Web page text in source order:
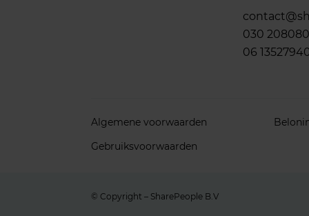
030
06
Algemene voorwaarden
Gebruiksvoorwaarden
© Copyright – SharePeople B.V